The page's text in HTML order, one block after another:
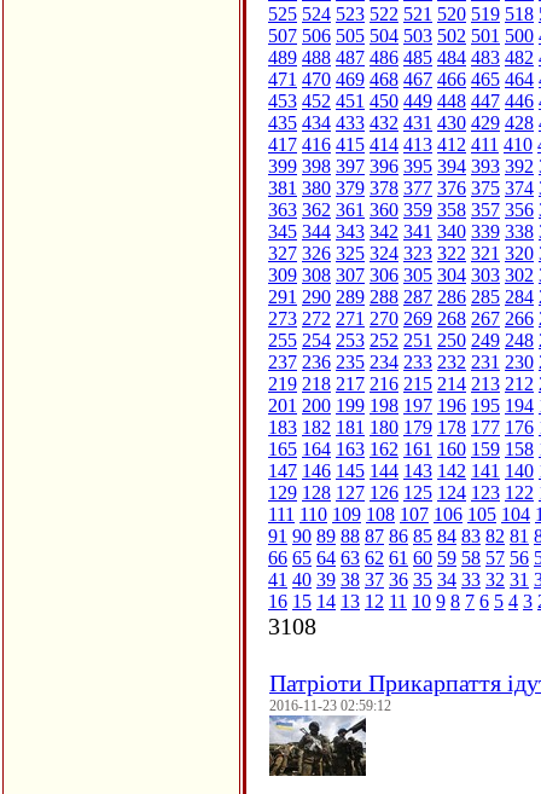
525 524 523 522 521 520 519 518
507 506 505 504 503 502 501 500
489 488 487 486 485 484 483 482
471 470 469 468 467 466 465 464
453 452 451 450 449 448 447 446
435 434 433 432 431 430 429 428
417 416 415 414 413 412 411 410
399 398 397 396 395 394 393 392
381 380 379 378 377 376 375 374
363 362 361 360 359 358 357 356
345 344 343 342 341 340 339 338
327 326 325 324 323 322 321 320
309 308 307 306 305 304 303 302
291 290 289 288 287 286 285 284
273 272 271 270 269 268 267 266
255 254 253 252 251 250 249 248
237 236 235 234 233 232 231 230
219 218 217 216 215 214 213 212
201 200 199 198 197 196 195 194
183 182 181 180 179 178 177 176
165 164 163 162 161 160 159 158
147 146 145 144 143 142 141 140
129 128 127 126 125 124 123 122
111 110 109 108 107 106 105 104
91 90 89 88 87 86 85 84 83 82 81
66 65 64 63 62 61 60 59 58 57 56
41 40 39 38 37 36 35 34 33 32 31
16 15 14 13 12 11 10 9 8 7 6 5 4 3
3108
Патріоти Прикарпаття
2016-11-23 02:59:12